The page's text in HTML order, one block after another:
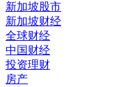
新加坡股市
新加坡财经
全球财经
中国财经
投资理财
房产